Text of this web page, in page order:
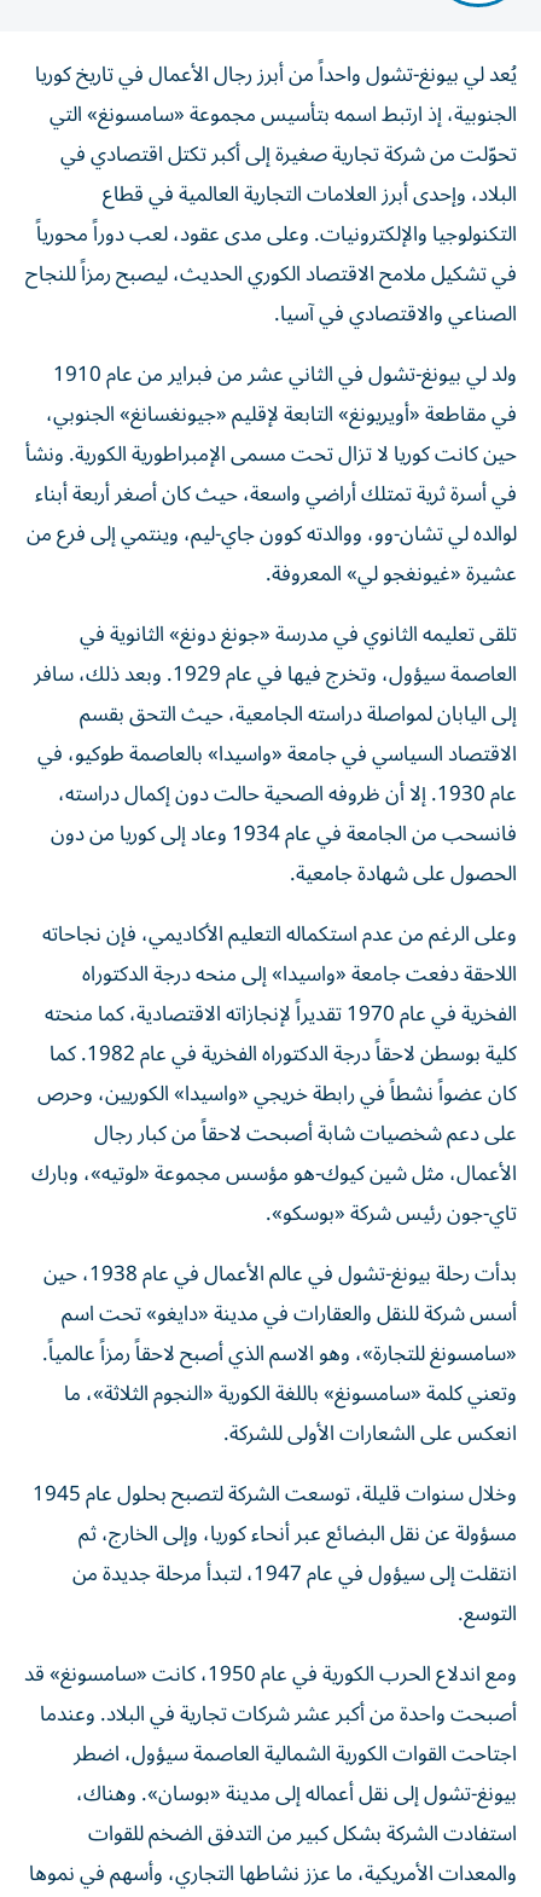
يُعد لي بيونغ-تشول واحداً من أبرز رجال الأعمال في تاريخ كوريا
الجنوبية، إذ ارتبط اسمه بتأسيس مجموعة «سامسونغ» التي
تحوّلت من شركة تجارية صغيرة إلى أكبر تكتل اقتصادي في
البلاد، وإحدى أبرز العلامات التجارية العالمية في قطاع
التكنولوجيا والإلكترونيات. وعلى مدى عقود، لعب دوراً محورياً
في تشكيل ملامح الاقتصاد الكوري الحديث، ليصبح رمزاً للنجاح
الصناعي والاقتصادي في آسيا.
ولد لي بيونغ-تشول في الثاني عشر من فبراير من عام 1910
في مقاطعة «أويريونغ» التابعة لإقليم «جيونغسانغ» الجنوبي،
حين كانت كوريا لا تزال تحت مسمى الإمبراطورية الكورية. ونشأ
في أسرة ثرية تمتلك أراضي واسعة، حيث كان أصغر أربعة أبناء
لوالده لي تشان-وو، ووالدته كوون جاي-ليم، وينتمي إلى فرع من
عشيرة «غيونغجو لي» المعروفة.
تلقى تعليمه الثانوي في مدرسة «جونغ دونغ» الثانوية في
العاصمة سيؤول، وتخرج فيها في عام 1929. وبعد ذلك، سافر
إلى اليابان لمواصلة دراسته الجامعية، حيث التحق بقسم
الاقتصاد السياسي في جامعة «واسيدا» بالعاصمة طوكيو، في
عام 1930. إلا أن ظروفه الصحية حالت دون إكمال دراسته،
فانسحب من الجامعة في عام 1934 وعاد إلى كوريا من دون
الحصول على شهادة جامعية.
وعلى الرغم من عدم استكماله التعليم الأكاديمي، فإن نجاحاته
اللاحقة دفعت جامعة «واسيدا» إلى منحه درجة الدكتوراه
الفخرية في عام 1970 تقديراً لإنجازاته الاقتصادية، كما منحته
كلية بوسطن لاحقاً درجة الدكتوراه الفخرية في عام 1982. كما
كان عضواً نشطاً في رابطة خريجي «واسيدا» الكوريين، وحرص
على دعم شخصيات شابة أصبحت لاحقاً من كبار رجال
الأعمال، مثل شين كيوك-هو مؤسس مجموعة «لوتيه»، وبارك
تاي-جون رئيس شركة «بوسكو».
بدأت رحلة بيونغ-تشول في عالم الأعمال في عام 1938، حين
أسس شركة للنقل والعقارات في مدينة «دايغو» تحت اسم
«سامسونغ للتجارة»، وهو الاسم الذي أصبح لاحقاً رمزاً عالمياً.
وتعني كلمة «سامسونغ» باللغة الكورية «النجوم الثلاثة»، ما
انعكس على الشعارات الأولى للشركة.
وخلال سنوات قليلة، توسعت الشركة لتصبح بحلول عام 1945
مسؤولة عن نقل البضائع عبر أنحاء كوريا، وإلى الخارج، ثم
انتقلت إلى سيؤول في عام 1947، لتبدأ مرحلة جديدة من
التوسع.
ومع اندلاع الحرب الكورية في عام 1950، كانت «سامسونغ» قد
أصبحت واحدة من أكبر عشر شركات تجارية في البلاد. وعندما
اجتاحت القوات الكورية الشمالية العاصمة سيؤول، اضطر
بيونغ-تشول إلى نقل أعماله إلى مدينة «بوسان». وهناك،
استفادت الشركة بشكل كبير من التدفق الضخم للقوات
والمعدات الأمريكية، ما عزز نشاطها التجاري، وأسهم في نموها